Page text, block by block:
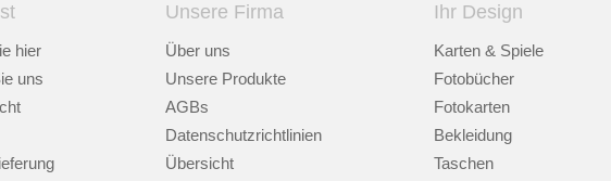
hier
uns
Unsere Firma
Über uns
Unsere Produkte
AGBs
Datenschutzrichtlinien
Übersicht
Ihr Design
Karten & Spiele
Fotobücher
Fotokarten
Bekleidung
Taschen